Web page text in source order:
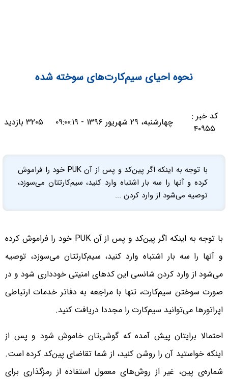
نحوه احیای سیم‌کارت‌های سوخته‌ شده
کد خبر :
۴۰۹۵۵
چهارشنبه، ۲۹ شهریور ۱۳۹۶ - ۰۹:۰۰:۱۹ ۳۲۰۵ بازدید
با توجه به اینکه اگر پین‌کد و پس از آن PUK خود را فراموش
کرده و آنها را سه بار اشتباه وارد کنید، سیم‌کارتتان می‌سوزد،
توصیه می‌شود از وارد کردن ...
با توجه به اینکه اگر پین‌کد و پس از آن PUK خود را فراموش کرده
و آنها را سه بار اشتباه وارد کنید، سیم‌کارتتان می‌سوزد، توصیه
می‌شود از وارد کردن شانسی این کدهای امنیتی خودداری شود و در
صورت سوختن سیم‌کارت، تنها با مراجعه به دفاتر خدمات ارتباطی
اپراتورها می‌توانید سیم‌کارت را مجددا دریافت کنید.
احتمالا برایتان پیش آمده که گوشی‌تان خاموش شود و پس از
اینکه خواستید آن را روشن کنید، از شما تقاضای پین‌کد کرده است.
شماره‌ی پین، غیر از روش‌های معمول استفاده از رمزگذاری برای